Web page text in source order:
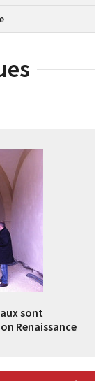
sont
Renaissance